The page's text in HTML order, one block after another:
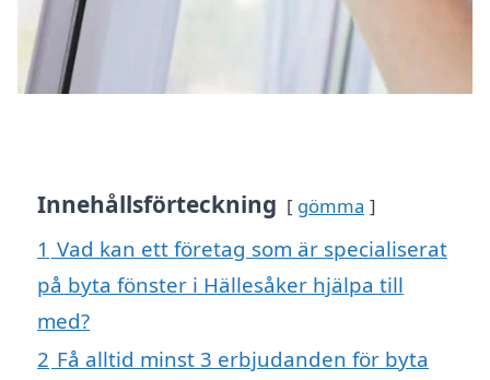
Innehållsförteckning gömma
1 Vad kan ett företag som är specialiserat
på byta fönster i Hällesåker hjälpa till
med?
2 Få alltid minst 3 erbjudanden för byta